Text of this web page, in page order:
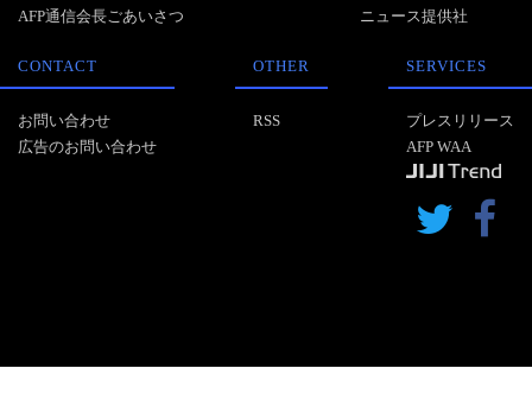
AFP通信会長ごあいさつ
ニュース提供社
CONTACT
お問い合わせ
広告のお問い合わせ
OTHER
RSS
SERVICES
プレスリリース
AFP WAA